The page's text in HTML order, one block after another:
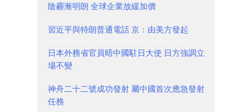
陰霾漸明朗 全球企業放緩加價
習近平與特朗普通電話 京：由美方發起
日本外務省官員晤中國駐日大使 日方強調立
場不變
神舟二十二號成功發射 屬中國首次應急發射
任務